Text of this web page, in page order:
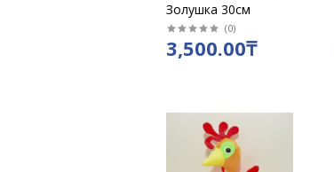
Золушка 30см
(0)
3,500.00₸